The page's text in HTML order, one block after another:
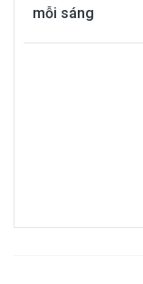
mỗi sáng